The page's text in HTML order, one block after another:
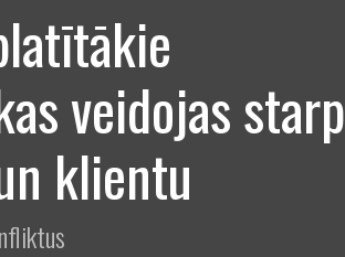
veidojas starp
klientu